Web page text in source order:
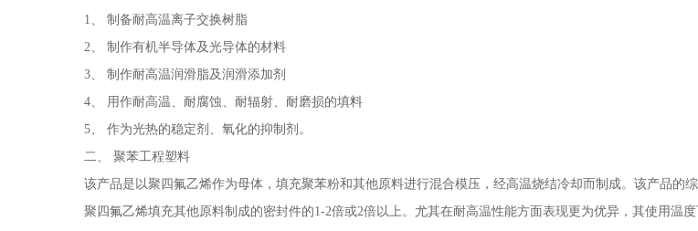
1、 制备耐高温离子交换树脂
2、 制作有机半导体及光导体的材料
3、 制作耐高温润滑脂及润滑添加剂
4、 用作耐高温、耐腐蚀、耐辐射、耐磨损的填料
5、 作为光热的稳定剂、氧化的抑制剂。
二、 聚苯工程塑料
该产品是以聚四氟乙烯作为母体，填充聚苯粉和其他原料进行混合模压，经高温烧结冷却而制成。该产品的
聚四氟乙烯填充其他原料制成的密封件的1-2倍或2倍以上。尤其在耐高温性能方面表现更为优异，其使用温